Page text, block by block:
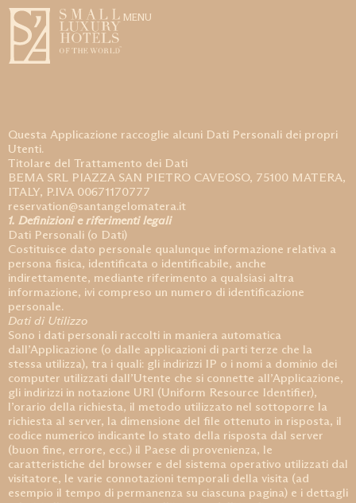
MENU
Questa Applicazione raccoglie alcuni Dati Personali dei propri
Utenti.
Titolare del Trattamento dei Dati
BEMA SRL PIAZZA SAN PIETRO CAVEOSO, 75100 MATERA,
ITALY, P.IVA 00671170777
reservation@santangelomatera.it
1. Definizioni e riferimenti legali
Dati Personali (o Dati)
Costituisce dato personale qualunque informazione relativa a
persona fisica, identificata o identificabile, anche
indirettamente, mediante riferimento a qualsiasi altra
informazione, ivi compreso un numero di identificazione
personale.
Dati di Utilizzo
Sono i dati personali raccolti in maniera automatica
dall’Applicazione (o dalle applicazioni di parti terze che la
stessa utilizza), tra i quali: gli indirizzi IP o i nomi a dominio dei
computer utilizzati dall’Utente che si connette all’Applicazione,
gli indirizzi in notazione URI (Uniform Resource Identifier),
l’orario della richiesta, il metodo utilizzato nel sottoporre la
richiesta al server, la dimensione del file ottenuto in risposta, il
codice numerico indicante lo stato della risposta dal server
(buon fine, errore, ecc.) il Paese di provenienza, le
caratteristiche del browser e del sistema operativo utilizzati dal
visitatore, le varie connotazioni temporali della visita (ad
esempio il tempo di permanenza su ciascuna pagina) e i dettagli